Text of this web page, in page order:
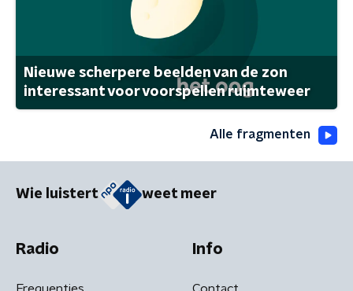
Nieuwe scherpere beelden van de zon
interessant voor voorspellen ruimteweer
Alle fragmenten
Wie luistert weet meer
Radio
Frequenties
Info
Contact